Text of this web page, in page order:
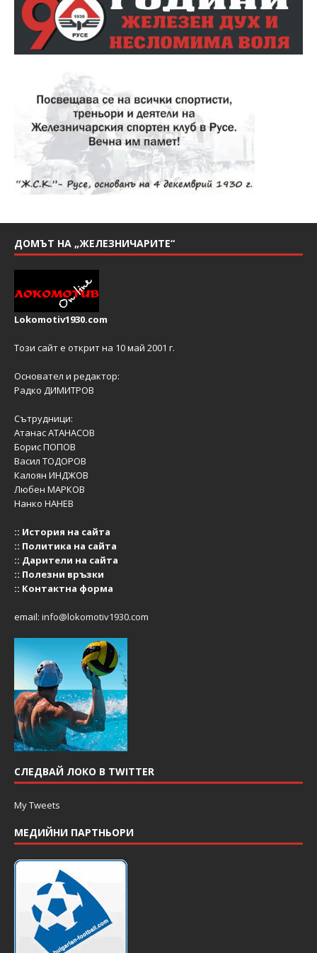
ДОМЪТ НА „ЖЕЛЕЗНИЧАРИТЕ“
Lokomotiv1930.com
Този сайт е открит на 10 май 2001 г.
Основател и редактор:
Радко ДИМИТРОВ
Сътрудници:
Атанас АТАНАСОВ
Борис ПОПОВ
Васил ТОДОРОВ
Калоян ИНДЖОВ
Любен МАРКОВ
Нанко НАНЕВ
:: История на сайта
:: Политика на сайта
:: Дарители на сайта
:: Полезни връзки
:: Контактна форма
email: info@lokomotiv1930.com
СЛЕДВАЙ ЛОКО В TWITTER
My Tweets
МЕДИЙНИ ПАРТНЬОРИ